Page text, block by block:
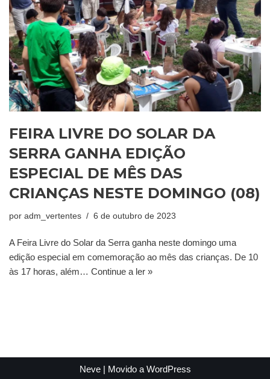
FEIRA LIVRE DO SOLAR DA
SERRA GANHA EDIÇÃO
ESPECIAL DE MÊS DAS
CRIANÇAS NESTE DOMINGO (08)
por adm_vertentes 6 de outubro de 2023
A Feira Livre do Solar da Serra ganha neste domingo uma
edição especial em comemoração ao mês das crianças. De 10
às 17 horas, além… Continue a ler »
Neve| Movido a WordPress